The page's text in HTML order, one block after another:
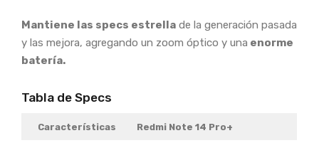
Mantiene las specs estrella de la generación pasada
y las mejora, agregando un zoom óptico y una enorme
batería.
Tabla de Specs
Características Redmi Note 14 Pro+